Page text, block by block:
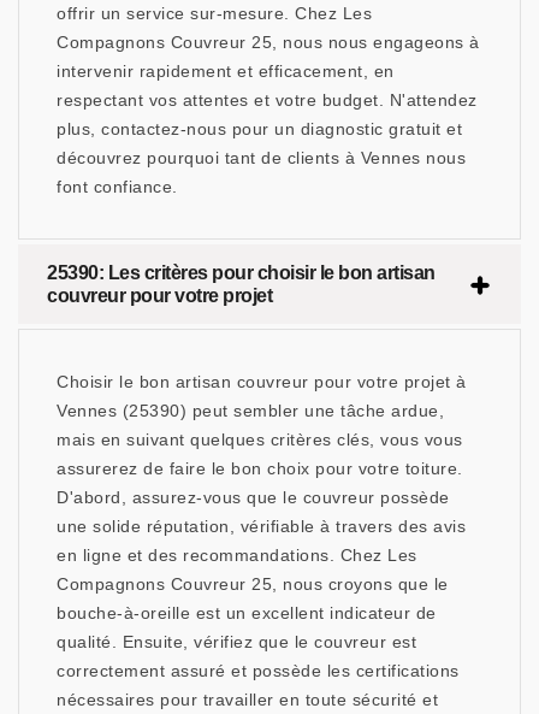
offrir un service sur-mesure. Chez Les
Compagnons Couvreur 25, nous nous engageons à
intervenir rapidement et efficacement, en
respectant vos attentes et votre budget. N'attendez
plus, contactez-nous pour un diagnostic gratuit et
découvrez pourquoi tant de clients à Vennes nous
font confiance.
25390: Les critères pour choisir le bon artisan
couvreur pour votre projet
Choisir le bon artisan couvreur pour votre projet à
Vennes (25390) peut sembler une tâche ardue,
mais en suivant quelques critères clés, vous vous
assurerez de faire le bon choix pour votre toiture.
D'abord, assurez-vous que le couvreur possède
une solide réputation, vérifiable à travers des avis
en ligne et des recommandations. Chez Les
Compagnons Couvreur 25, nous croyons que le
bouche-à-oreille est un excellent indicateur de
qualité. Ensuite, vérifiez que le couvreur est
correctement assuré et possède les certifications
nécessaires pour travailler en toute sécurité et